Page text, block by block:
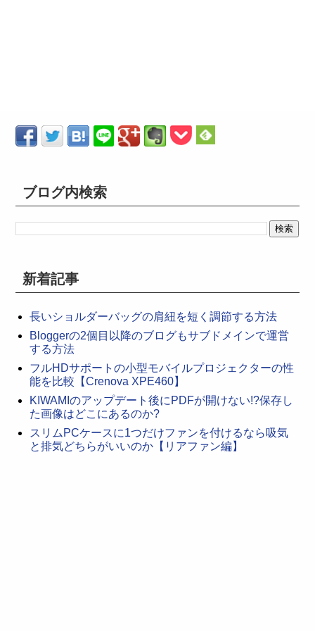
ブログ内検索
新着記事
長いショルダーバッグの肩紐を短く調節する方法
Bloggerの2個目以降のブログもサブドメインで運営
する方法
フルHDサポートの小型モバイルプロジェクターの性
能を比較【Crenova XPE460】
KIWAMIのアップデート後にPDFが開けない!?保存し
た画像はどこにあるのか?
スリムPCケースに1つだけファンを付けるなら吸気
と排気どちらがいいのか【リアファン編】